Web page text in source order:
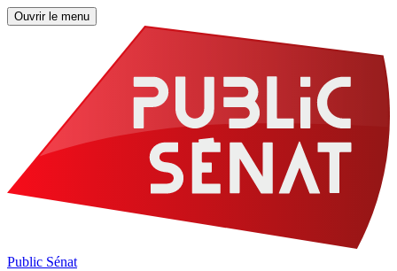
Ouvrir le menu
Public Sénat